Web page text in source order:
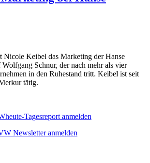
Nicole Keibel das Marketing der Hanse
Schnur, der nach mehr als vier
in den Ruhestand tritt. Keibel ist seit
tätig.